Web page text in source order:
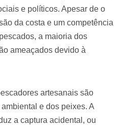
e políticos. Apesar de o
da costa e um competência
a maioria dos
ameaçados devido à
artesanais são
e dos peixes. A
a captura acidental, ou